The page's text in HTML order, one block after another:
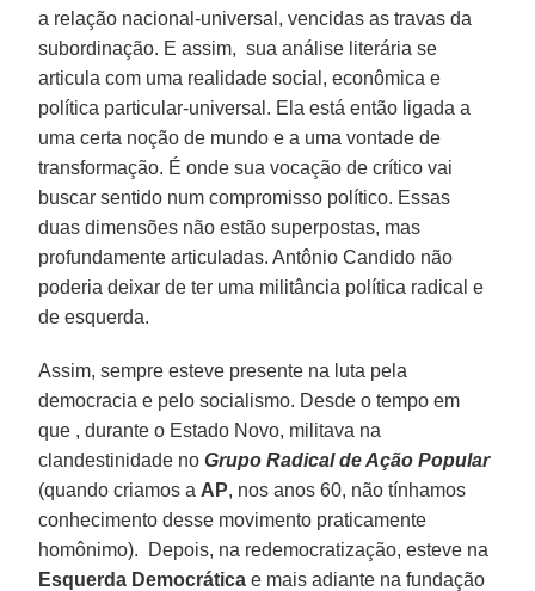
a relação nacional-universal, vencidas as travas da
subordinação. E assim, sua análise literária se
articula com uma realidade social, econômica e
política particular-universal. Ela está então ligada a
uma certa noção de mundo e a uma vontade de
transformação. É onde sua vocação de crítico vai
buscar sentido num compromisso político. Essas
duas dimensões não estão superpostas, mas
profundamente articuladas. Antônio Candido não
poderia deixar de ter uma militância política radical e
de esquerda.
Assim, sempre esteve presente na luta pela
democracia e pelo socialismo. Desde o tempo em
que , durante o Estado Novo, militava na
clandestinidade noGrupo Radical de Ação Popular
(quando criamos a AP, nos anos 60, não tínhamos
conhecimento desse movimento praticamente
homônimo). Depois, na redemocratização, esteve na
Esquerda Democrática e mais adiante na fundação